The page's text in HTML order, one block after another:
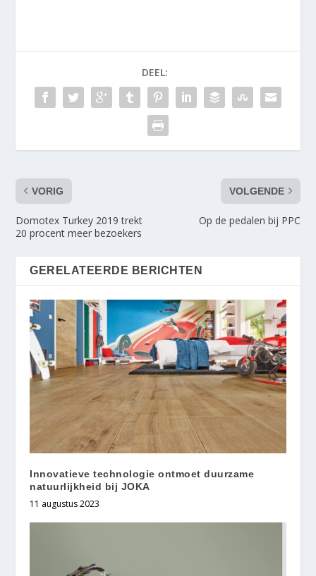
DEEL:
VORIG
Domotex Turkey 2019 trekt
20 procent meer bezoekers
VOLGENDE
Op de pedalen bij PPC
GERELATEERDE BERICHTEN
Innovatieve technologie ontmoet duurzame
natuurlijkheid bij JOKA
11 augustus 2023